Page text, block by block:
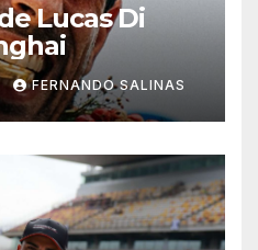
Lucas Di
FERNANDO SALINAS